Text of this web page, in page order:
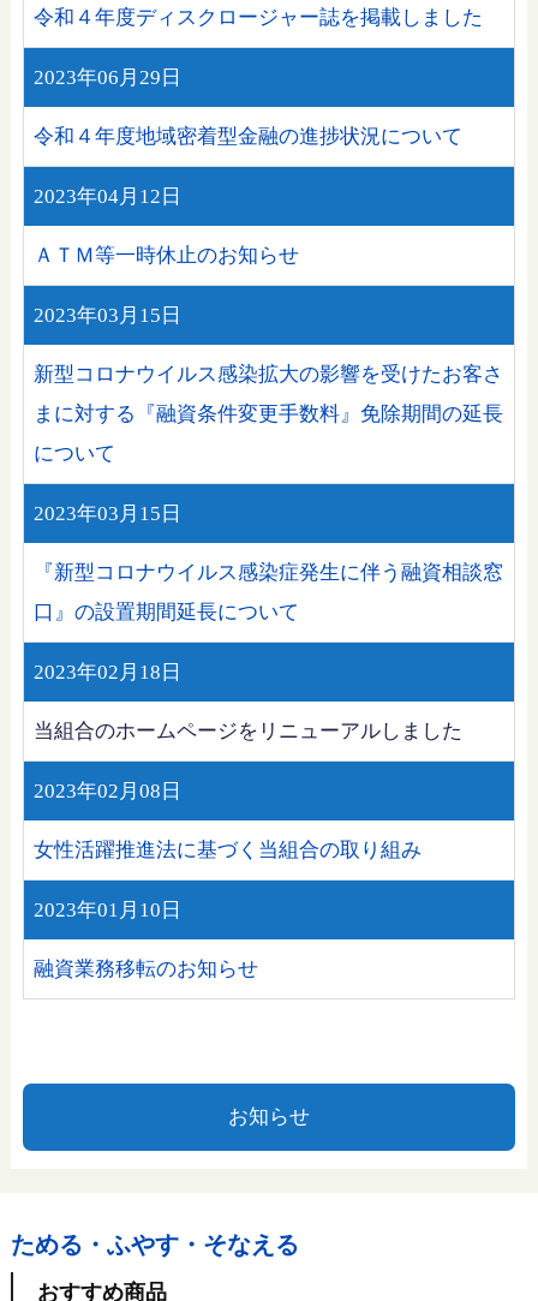
令和４年度ディスクロージャー誌を掲載しました
2023年06月29日
令和４年度地域密着型金融の進捗状況について
2023年04月12日
ＡＴＭ等一時休止のお知らせ
2023年03月15日
新型コロナウイルス感染拡大の影響を受けたお客さ
まに対する『融資条件変更手数料』免除期間の延長
について
2023年03月15日
『新型コロナウイルス感染症発生に伴う融資相談窓
口』の設置期間延長について
2023年02月18日
当組合のホームページをリニューアルしました
2023年02月08日
女性活躍推進法に基づく当組合の取り組み
2023年01月10日
融資業務移転のお知らせ
お知らせ
ためる・ふやす・そなえる
おすすめ商品